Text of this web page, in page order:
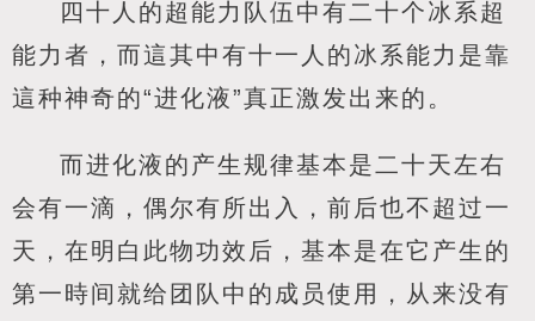
四十人的超能力队伍中有二十个冰系超
能力者，而這其中有十一人的冰系能力是靠
這种神奇的“进化液”真正激发出来的。
而进化液的产生规律基本是二十天左右
会有一滴，偶尔有所出入，前后也不超过一
天，在明白此物功效后，基本是在它产生的
第一時间就给团队中的成员使用，从来没有